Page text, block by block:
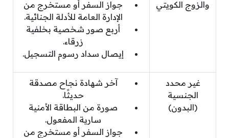
والزوج الكويتي
جواز السفر أو مستخرج من
الإدارة العامة للأدلة الجنائية.
أربع صور شخصية بخلفية
زرقاء.
إيصال سداد رسوم التسجيل.
غير محدد
الجنسية
(البدون)
آخر شهادة نجاح مصدقة
حديثًا.
صورة من البطاقة الأمنية
سارية المفعول.
جواز السفر أو مستخرج من